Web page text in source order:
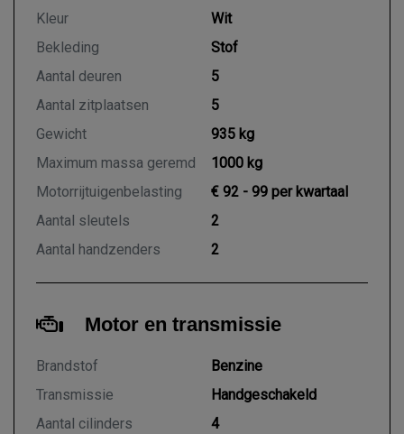
Kleur
Wit
Bekleding
Stof
Aantal deuren
5
Aantal zitplaatsen
5
Gewicht
935 kg
Maximum massa geremd
1000 kg
Motorrijtuigenbelasting
€ 92 - 99 per kwartaal
Aantal sleutels
2
Aantal handzenders
2
Motor en transmissie
Brandstof
Benzine
Transmissie
Handgeschakeld
Aantal cilinders
4